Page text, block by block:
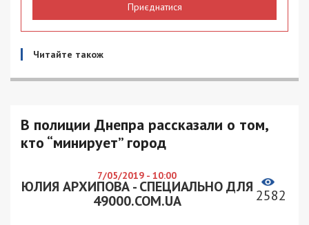
Приєднатися
Читайте також
В полиции Днепра рассказали о том,
кто “минирует” город
7/05/2019 - 10:00
ЮЛИЯ АРХИПОВА - СПЕЦИАЛЬНО ДЛЯ
49000.COM.UA
2582